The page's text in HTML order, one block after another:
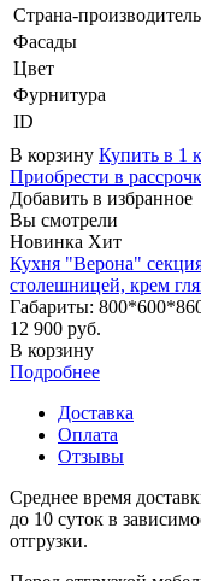
Страна-производитель
Фасады
Цвет
Фурнитура
ID
В корзину Купить в 1
Приобрести в
Добавить в избранное
Вы смотрели
Новинка Хит
Кухня "Верона"
столешницей, крем
Габариты:
12 900 руб.
В корзину
Подробнее
Доставка
Оплата
Отзывы
Среднее время
до 10 суток в
отгрузки.